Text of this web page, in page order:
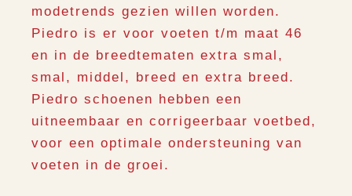
modetrends gezien willen worden.
Piedro is er voor voeten t/m maat 46
en in de breedtematen extra smal,
smal, middel, breed en extra breed.
Piedro schoenen hebben een
uitneembaar en corrigeerbaar voetbed,
voor een optimale ondersteuning van
voeten in de groei.